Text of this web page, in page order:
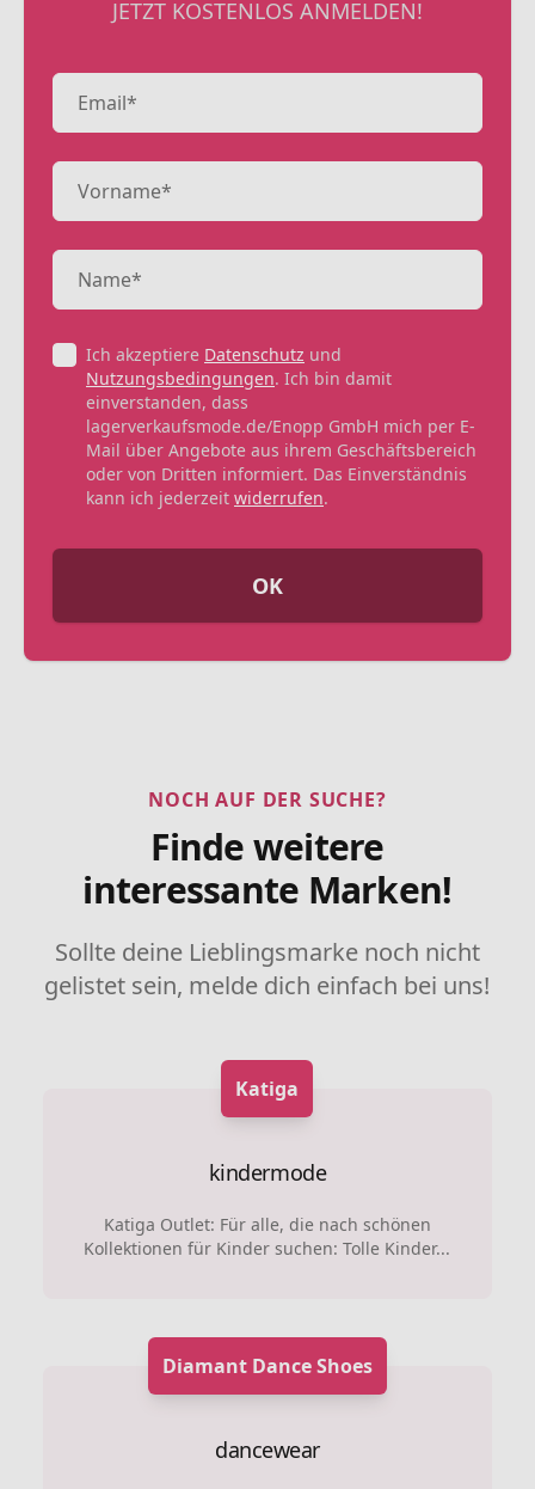
JETZT KOSTENLOS ANMELDEN!
Ich akzeptiere Datenschutz und
Nutzungsbedingungen. Ich bin damit
einverstanden, dass
lagerverkaufsmode.de/Enopp GmbH mich per E-
Mail über Angebote aus ihrem Geschäftsbereich
oder von Dritten informiert. Das Einverständnis
kann ich jederzeit widerrufen.
OK
NOCH AUF DER SUCHE?
Finde weitere
interessante Marken!
Sollte deine Lieblingsmarke noch nicht
gelistet sein, melde dich einfach bei uns!
Katiga
kindermode
Katiga Outlet: Für alle, die nach schönen
Kollektionen für Kinder suchen: Tolle Kinder...
Diamant Dance Shoes
dancewear